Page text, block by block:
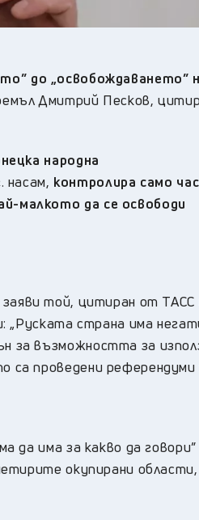
до „освобождаването”
Дмитрий Песков,
народна
насам, контролира само
малкото да се освободи
заяви той, цитиран от ТАСС
„Руската страна има
за възможността за
проведени референдуми
да има за какво да
окупирани области,